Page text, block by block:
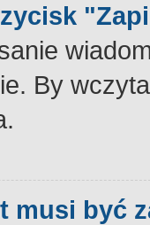
By
musi być